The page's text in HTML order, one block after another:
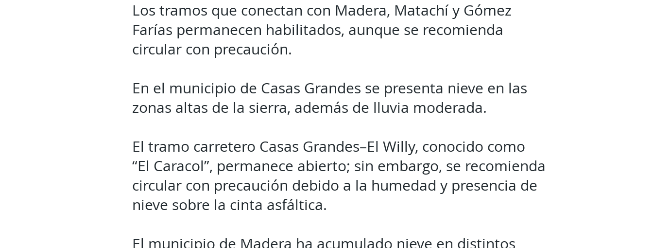
Los tramos que conectan con Madera, Matachí y Gómez
Farías permanecen habilitados, aunque se recomienda
circular con precaución.
En el municipio de Casas Grandes se presenta nieve en las
zonas altas de la sierra, además de lluvia moderada.
El tramo carretero Casas Grandes–El Willy, conocido como
“El Caracol”, permanece abierto; sin embargo, se recomienda
circular con precaución debido a la humedad y presencia de
nieve sobre la cinta asfáltica.
El municipio de Madera ha acumulado nieve en distintos